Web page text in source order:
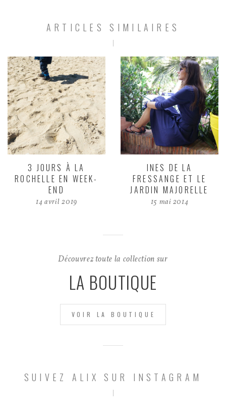
ARTICLES SIMILAIRES
3 JOURS À LA
ROCHELLE EN WEEK-
END
14 avril 2019
INES DE LA
FRESSANGE ET LE
JARDIN MAJORELLE
15 mai 2014
Découvrez toute la collection sur
LA BOUTIQUE
VOIR LA BOUTIQUE
SUIVEZ ALIX SUR INSTAGRAM